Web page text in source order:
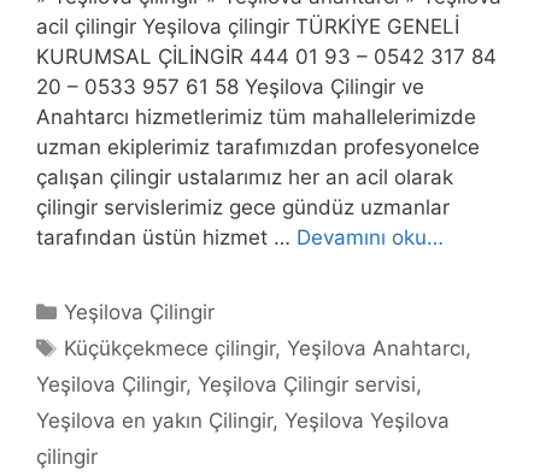
acil çilingir Yeşilova çilingir TÜRKİYE GENELİ
KURUMSAL ÇİLİNGİR 444 01 93 – 0542 317 84
20 – 0533 957 61 58 Yeşilova Çilingir ve
Anahtarcı hizmetlerimiz tüm mahallelerimizde
uzman ekiplerimiz tarafımızdan profesyonelce
çalışan çilingir ustalarımız her an acil olarak
çilingir servislerimiz gece gündüz uzmanlar
tarafından üstün hizmet … Devamını oku…
Kategoriler
Yeşilova Çilingir
Etiketler
Küçükçekmece çilingir,Yeşilova Anahtarcı,
Yeşilova Çilingir, Yeşilova Çilingir servisi,
Yeşilova en yakın Çilingir, Yeşilova Yeşilova
çilingir